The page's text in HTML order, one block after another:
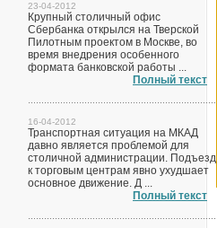
23-04-2012
Крупный столичный офис
Сбербанка открылся на Тверской
Пилотным проектом в Москве, во
время внедрения особенного
формата банковской работы ...
Полный текст
16-04-2012
Транспортная ситуация на МКАД
давно является проблемой для
столичной администрации. Подъезд
к торговым центрам явно ухудшает
основное движение. Д ...
Полный текст